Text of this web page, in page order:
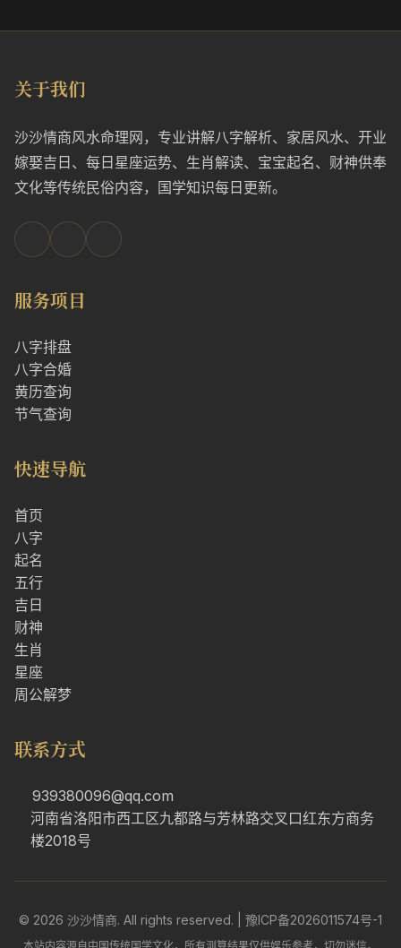
关于我们
沙沙情商风水命理网，专业讲解八字解析、家居风水、开业
嫁娶吉日、每日星座运势、生肖解读、宝宝起名、财神供奉
文化等传统民俗内容，国学知识每日更新。
服务项目
八字排盘
八字合婚
黄历查询
节气查询
快速导航
首页
八字
起名
五行
吉日
财神
生肖
星座
周公解梦
联系方式
939380096@qq.com
河南省洛阳市西工区九都路与芳林路交叉口红东方商务
楼2018号
© 2026 沙沙情商. All rights reserved. | 豫ICP备2026011574号-1